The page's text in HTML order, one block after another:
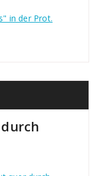
in der Prot.